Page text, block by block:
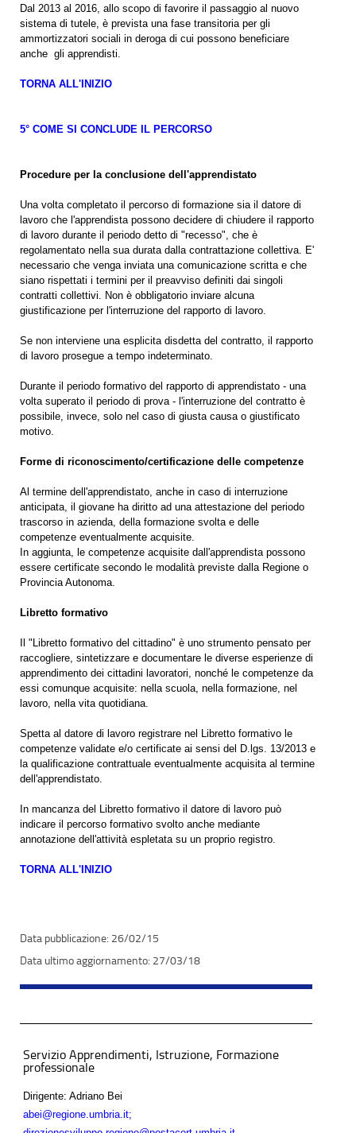
Dal 2013 al 2016, allo scopo di favorire il passaggio al nuovo
sistema di tutele, è prevista una fase transitoria per gli
ammortizzatori sociali in deroga di cui possono beneficiare
anche gli apprendisti.
TORNA ALL'INIZIO
5° COME SI CONCLUDE IL PERCORSO
Procedure per la conclusione dell'apprendistato
Una volta completato il percorso di formazione sia il datore di
lavoro che l'apprendista possono decidere di chiudere il rapporto
di lavoro durante il periodo detto di "recesso", che è
regolamentato nella sua durata dalla contrattazione collettiva. E'
necessario che venga inviata una comunicazione scritta e che
siano rispettati i termini per il preavviso definiti dai singoli
contratti collettivi. Non è obbligatorio inviare alcuna
giustificazione per l'interruzione del rapporto di lavoro.
Se non interviene una esplicita disdetta del contratto, il rapporto
di lavoro prosegue a tempo indeterminato.
Durante il periodo formativo del rapporto di apprendistato - una
volta superato il periodo di prova - l'interruzione del contratto è
possibile, invece, solo nel caso di giusta causa o giustificato
motivo.
Forme di riconoscimento/certificazione delle competenze
Al termine dell'apprendistato, anche in caso di interruzione
anticipata, il giovane ha diritto ad una attestazione del periodo
trascorso in azienda, della formazione svolta e delle
competenze eventualmente acquisite.
In aggiunta, le competenze acquisite dall'apprendista possono
essere certificate secondo le modalità previste dalla Regione o
Provincia Autonoma.
Libretto formativo
Il "Libretto formativo del cittadino" è uno strumento pensato per
raccogliere, sintetizzare e documentare le diverse esperienze di
apprendimento dei cittadini lavoratori, nonché le competenze da
essi comunque acquisite: nella scuola, nella formazione, nel
lavoro, nella vita quotidiana.
Spetta al datore di lavoro registrare nel Libretto formativo le
competenze validate e/o certificate ai sensi del D.lgs. 13/2013 e
la qualificazione contrattuale eventualmente acquisita al termine
dell'apprendistato.
In mancanza del Libretto formativo il datore di lavoro può
indicare il percorso formativo svolto anche mediante
annotazione dell'attività espletata su un proprio registro.
TORNA ALL'INIZIO
26/02/15
27/03/18
Servizio Apprendimenti, Istruzione, Formazione
professionale
Dirigente: Adriano Bei
abei@regione.umbria.it;